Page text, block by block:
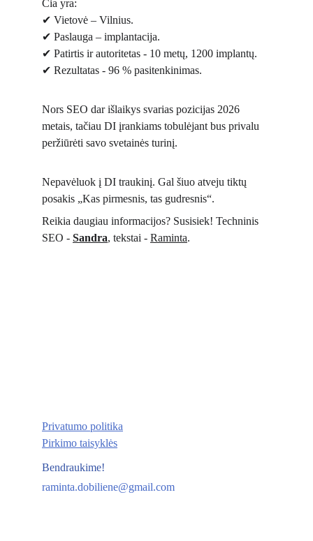
Čia yra:
✔ Vietovė – Vilnius.
✔ Paslauga – implantacija.
✔ Patirtis ir autoritetas - 10 metų, 1200 implantų.
✔ Rezultatas - 96 % pasitenkinimas.
Nors SEO dar išlaikys svarias pozicijas 2026
metais, tačiau DI įrankiams tobulėjant bus privalu
peržiūrėti savo svetainės turinį.
Nepavėluok į DI traukinį. Gal šiuo atveju tiktų
posakis „Kas pirmesnis, tas gudresnis“.
Reikia daugiau informacijos? Susisiek! Techninis
SEO - Sandra, tekstai - Raminta.
Privatumo politika
Pirkimo taisyklės
Bendraukime!
raminta.dobiliene@gmail.com